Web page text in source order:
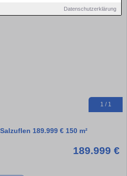
Datenschutzerklärung
1 / 1
189.999 € 150 m²
189.999 €